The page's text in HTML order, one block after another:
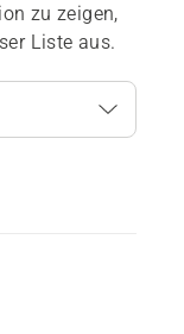
zu zeigen,
Liste aus.